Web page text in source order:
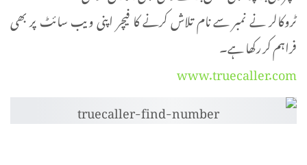
ٹروکالر نے نمبر سے نام تلاش کرنے کا فیچر اپنی ویب سائٹ پر بھی
فراہم کر رکھا ہے۔
www.truecaller.com